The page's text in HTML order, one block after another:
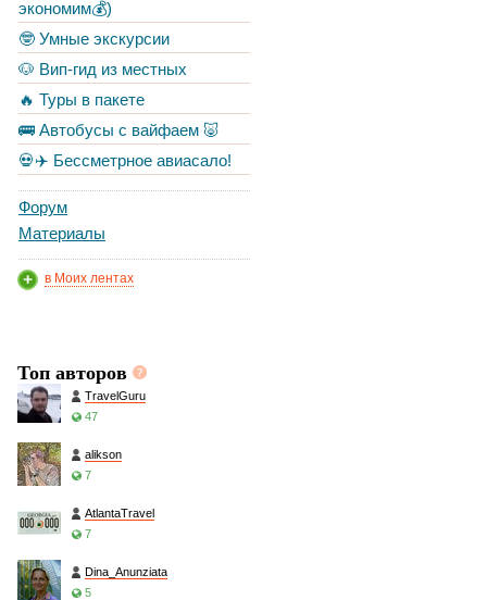
экономим💰)
🤓 Умные экскурсии
🐶 Вип-гид из местных
🔥 Туры в пакете
🚌 Автобусы с вайфаем 🐷
💀✈️ Бессметрное авиасало!
Форум
Материалы
в Моих лентах
Топ авторов
TravelGuru
47
alikson
7
AtlantaTravel
7
Dina_Anunziata
5